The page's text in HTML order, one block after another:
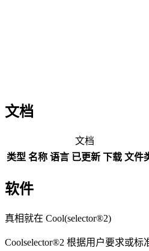
文档
文档
类型 名称 语言 已更新 下载 文件
软件
真相就在 Cool(selector®2)
Coolselector®2 根据用户要求或